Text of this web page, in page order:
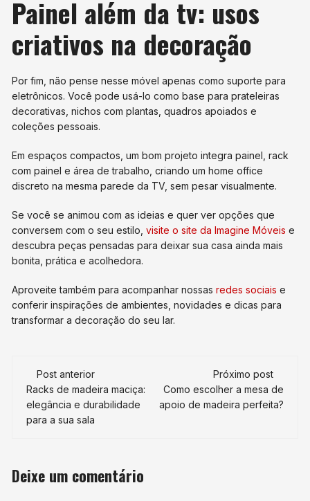
Painel além da tv: usos
criativos na decoração
Por fim, não pense nesse móvel apenas como suporte para
eletrônicos. Você pode usá-lo como base para prateleiras
decorativas, nichos com plantas, quadros apoiados e
coleções pessoais.
Em espaços compactos, um bom projeto integra painel, rack
com painel e área de trabalho, criando um home office
discreto na mesma parede da TV, sem pesar visualmente.
Se você se animou com as ideias e quer ver opções que
conversem com o seu estilo,visite o site da Imagine Móveis e
descubra peças pensadas para deixar sua casa ainda mais
bonita, prática e acolhedora.
Aproveite também para acompanhar nossasredes sociais e
conferir inspirações de ambientes, novidades e dicas para
transformar a decoração do seu lar.
Navegação
de
post
Post anterior
Racks de madeira maciça:
elegância e durabilidade
para a sua sala
Próximo post
Como escolher a mesa de
apoio de madeira perfeita?
Deixe um comentário